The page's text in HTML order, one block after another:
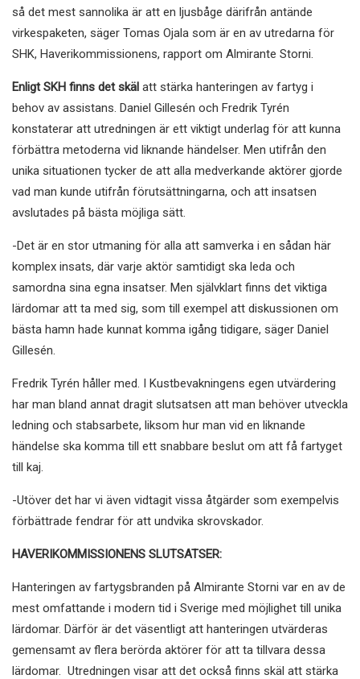
så det mest sannolika är att en ljusbåge därifrån antände
virkespaketen, säger Tomas Ojala som är en av utredarna för
SHK, Haverikommissionens, rapport om Almirante Storni.
Enligt SKH finns det skäl att stärka hanteringen av fartyg i
behov av assistans. Daniel Gillesén och Fredrik Tyrén
konstaterar att utredningen är ett viktigt underlag för att kunna
förbättra metoderna vid liknande händelser. Men utifrån den
unika situationen tycker de att alla medverkande aktörer gjorde
vad man kunde utifrån förutsättningarna, och att insatsen
avslutades på bästa möjliga sätt.
-Det är en stor utmaning för alla att samverka i en sådan här
komplex insats, där varje aktör samtidigt ska leda och
samordna sina egna insatser. Men självklart finns det viktiga
lärdomar att ta med sig, som till exempel att diskussionen om
bästa hamn hade kunnat komma igång tidigare, säger Daniel
Gillesén.
Fredrik Tyrén håller med. I Kustbevakningens egen utvärdering
har man bland annat dragit slutsatsen att man behöver utveckla
ledning och stabsarbete, liksom hur man vid en liknande
händelse ska komma till ett snabbare beslut om att få fartyget
till kaj.
-Utöver det har vi även vidtagit vissa åtgärder som exempelvis
förbättrade fendrar för att undvika skrovskador.
HAVERIKOMMISSIONENS SLUTSATSER:
Hanteringen av fartygsbranden på Almirante Storni var en av de
mest omfattande i modern tid i Sverige med möjlighet till unika
lärdomar. Därför är det väsentligt att hanteringen utvärderas
gemensamt av flera berörda aktörer för att ta tillvara dessa
lärdomar. Utredningen visar att det också finns skäl att stärka